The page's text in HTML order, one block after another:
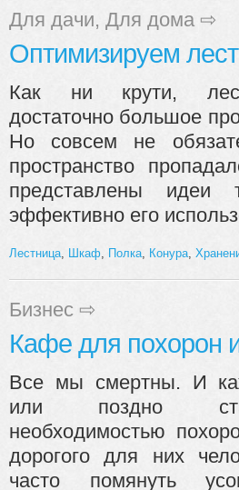
Для дачи, Для дома ⇨
Оптимизируем
Как ни крути,
достаточно большое
Но совсем не
пространство
представлены идеи
эффективно его
Лестница Шкаф Полка Конура
Бизнес ⇨
Кафе для похорон
Все мы смертны. И
или поздно
необходимостью
дорогого для них
часто помянуть